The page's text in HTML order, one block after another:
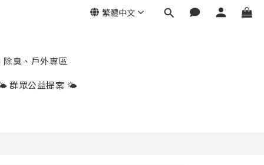
繁體中文
臭、戶外專區
群眾公益提案 🌤️